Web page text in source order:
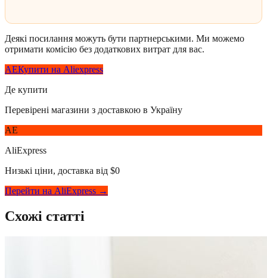
Деякі посилання можуть бути партнерськими. Ми можемо
отримати комісію без додаткових витрат для вас.
AEКупити на Aliexpress
Де купити
Перевірені магазини з доставкою в Україну
AE
AliExpress
Низькі ціни, доставка від $0
Перейти на AliExpress →
Схожі статті